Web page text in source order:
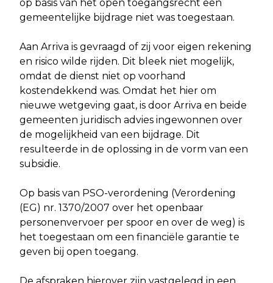
op basis van het open toegangsrecht een
gemeentelijke bijdrage niet was toegestaan.
Aan Arriva is gevraagd of zij voor eigen rekening
en risico wilde rijden. Dit bleek niet mogelijk,
omdat de dienst niet op voorhand
kostendekkend was. Omdat het hier om
nieuwe wetgeving gaat, is door Arriva en beide
gemeenten juridisch advies ingewonnen over
de mogelijkheid van een bijdrage. Dit
resulteerde in de oplossing in de vorm van een
subsidie.
Op basis van PSO-verordening (Verordening
(EG) nr. 1370/2007 over het openbaar
personenvervoer per spoor en over de weg) is
het toegestaan om een financiële garantie te
geven bij open toegang.